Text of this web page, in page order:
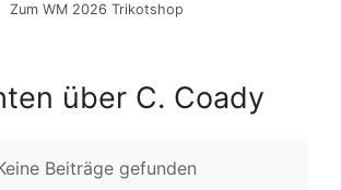
Zum WM 2026 Trikotshop
über C. Coady
Beiträge gefunden